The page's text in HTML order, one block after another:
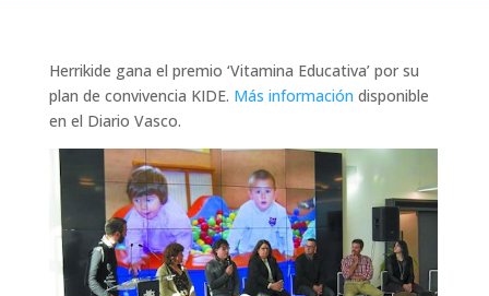
Herrikide gana el premio ‘Vitamina Educativa’ por su
plan de convivencia KIDE. Más información disponible
en el Diario Vasco.